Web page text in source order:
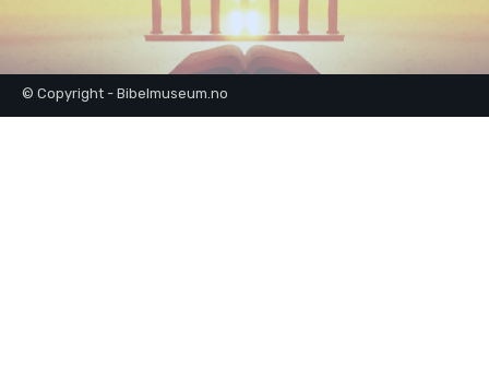
© Copyright - Bibelmuseum.no